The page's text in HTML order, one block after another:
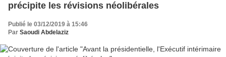
précipite les révisions néolibérales
Publié le 03/12/2019 à 15:46
Par Saoudi Abdelaziz